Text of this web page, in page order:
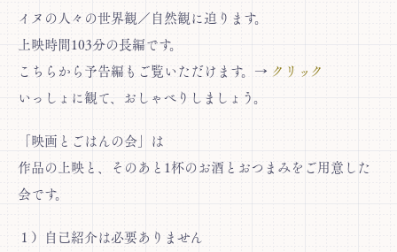
イヌの人々の世界観／自然観に迫ります。
上映時間103分の長編です。
こちらから予告編もご覧いただけます。→ クリック
いっしょに観て、おしゃべりしましょう。
「映画とごはんの会」は
作品の上映と、そのあと1杯のお酒とおつまみをご用意した
会です。
１）自己紹介は必要ありません